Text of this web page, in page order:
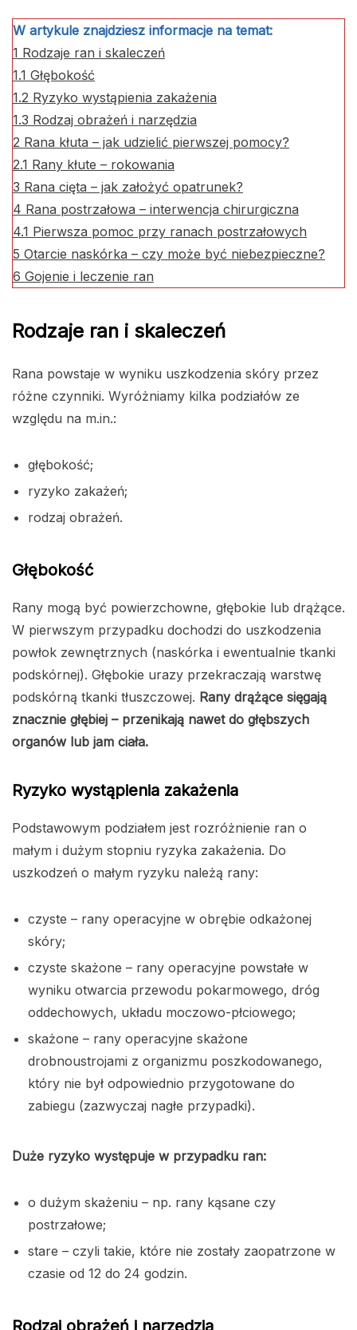
W artykule znajdziesz informacje na temat:
1 Rodzaje ran i skaleczeń
1.1 Głębokość
1.2 Ryzyko wystąpienia zakażenia
1.3 Rodzaj obrażeń i narzędzia
2 Rana kłuta – jak udzielić pierwszej pomocy?
2.1 Rany kłute – rokowania
3 Rana cięta – jak założyć opatrunek?
4 Rana postrzałowa – interwencja chirurgiczna
4.1 Pierwsza pomoc przy ranach postrzałowych
5 Otarcie naskórka – czy może być niebezpieczne?
6 Gojenie i leczenie ran
Rodzaje ran i skaleczeń
Rana powstaje w wyniku uszkodzenia skóry przez
różne czynniki. Wyróżniamy kilka podziałów ze
względu na m.in.:
głębokość;
ryzyko zakażeń;
rodzaj obrażeń.
Głębokość
Rany mogą być powierzchowne, głębokie lub drążące.
W pierwszym przypadku dochodzi do uszkodzenia
powłok zewnętrznych (naskórka i ewentualnie tkanki
podskórnej). Głębokie urazy przekraczają warstwę
podskórną tkanki tłuszczowej. Rany drążące sięgają
znacznie głębiej – przenikają nawet do głębszych
organów lub jam ciała.
Ryzyko wystąpienia zakażenia
Podstawowym podziałem jest rozróżnienie ran o
małym i dużym stopniu ryzyka zakażenia. Do
uszkodzeń o małym ryzyku należą rany:
czyste – rany operacyjne w obrębie odkażonej
skóry;
czyste skażone – rany operacyjne powstałe w
wyniku otwarcia przewodu pokarmowego, dróg
oddechowych, układu moczowo-płciowego;
skażone – rany operacyjne skażone
drobnoustrojami z organizmu poszkodowanego,
który nie był odpowiednio przygotowane do
zabiegu (zazwyczaj nagłe przypadki).
Duże ryzyko występuje w przypadku ran:
o dużym skażeniu – np. rany kąsane czy
postrzałowe;
stare – czyli takie, które nie zostały zaopatrzone w
czasie od 12 do 24 godzin.
Rodzaj obrażeń i narzędzia